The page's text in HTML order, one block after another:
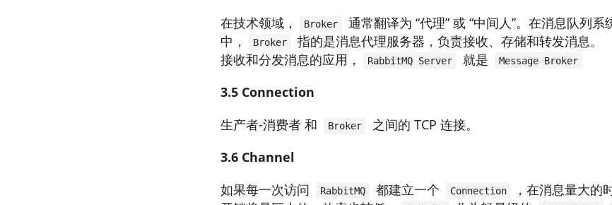
在技术领域，
Broker 通常翻译为 “代理” 或 “中间人”。在消息队列系
中，
Broker
指的是消息代理服务器，负责接收、存储和转发消息。
接收和分发消息的应用，
RabbitMQ Server 就是 Message Broker
3.5 Connection
生产者-消费者 和
Broker
之间的 TCP 连接。
3.6 Channel
如果每一次访问
RabbitMQ 都建立一个 Connection
，在消息量大的